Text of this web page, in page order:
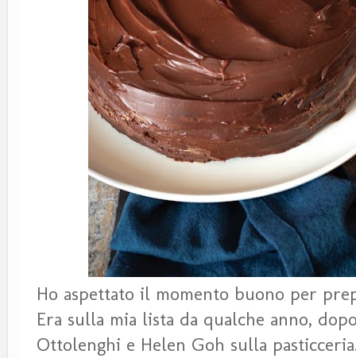
Ho aspettato il momento buono per
Era sulla mia lista da qualche anno,
Ottolenghi e Helen Goh sulla